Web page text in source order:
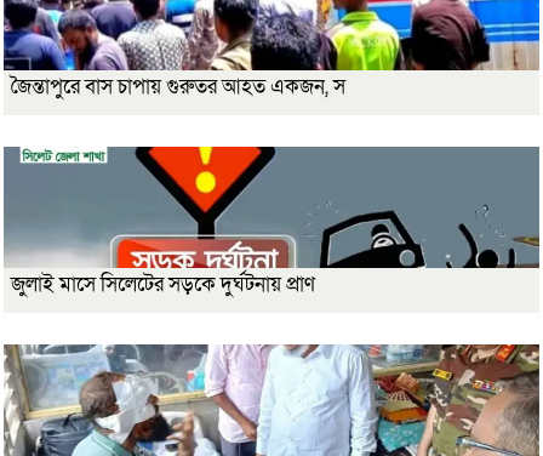
জৈন্তাপুরে বাস চাপায় গুরুতর আহত একজন, স
জুলাই মাসে সিলেটের সড়কে দুর্ঘটনায় প্রাণ